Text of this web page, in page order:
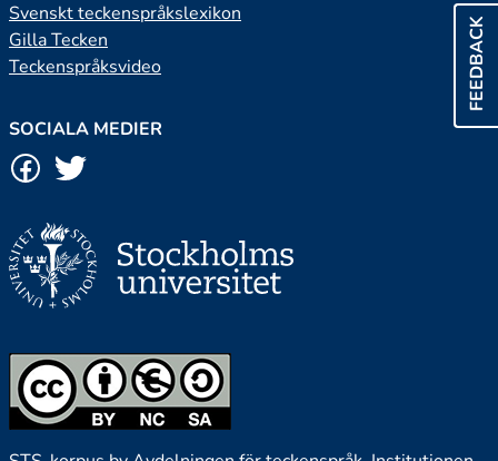
FEEDBACK
Svenskt teckenspråkslexikon
Gilla Tecken
Teckenspråksvideo
SOCIALA MEDIER